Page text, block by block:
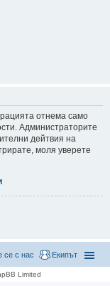
отнема само
Администраторите
дейтвия на
моля уверете
Екипът
се с нас
Limited